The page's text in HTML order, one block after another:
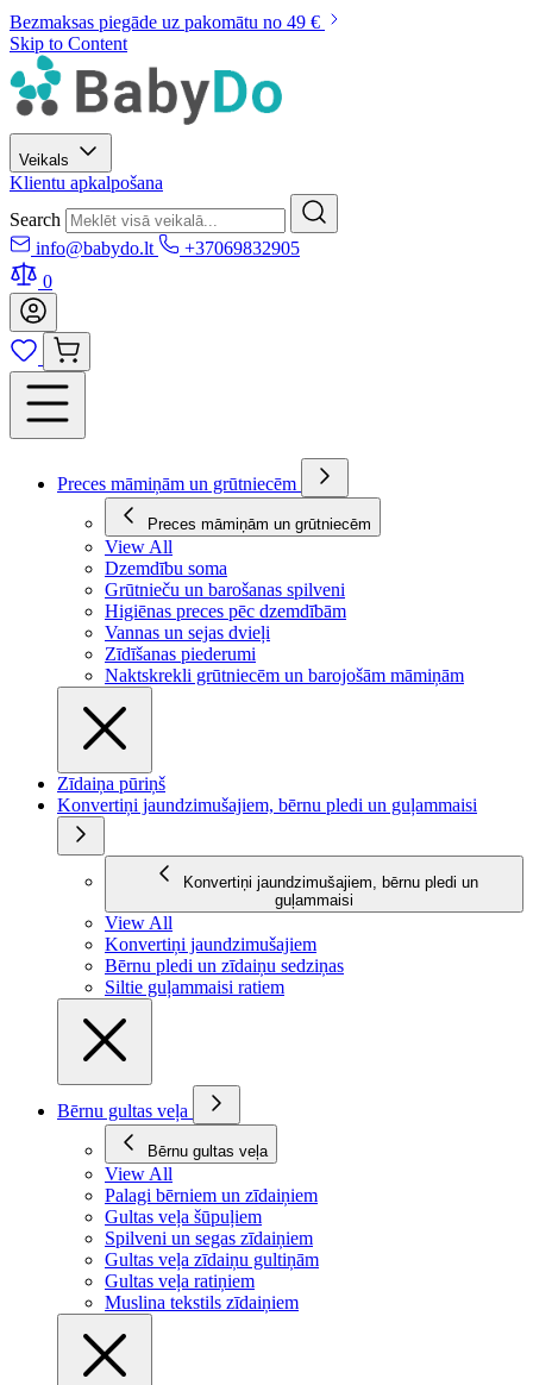
Bezmaksas piegāde uz pakomātu no 49 €
Skip to Content
Veikals
Klientu apkalpošana
Search
info@babydo.lt
+37069832905
0
Preces māmiņām un grūtniecēm
Preces māmiņām un grūtniecēm
View All
Dzemdību soma
Grūtnieču un barošanas spilveni
Higiēnas preces pēc dzemdībām
Vannas un sejas dvieļi
Zīdīšanas piederumi
Naktskrekli grūtniecēm un barojošām māmiņām
Zīdaiņa pūriņš
Konvertiņi jaundzimušajiem, bērnu pledi un guļammaisi
Konvertiņi jaundzimušajiem, bērnu pledi un
guļammaisi
View All
Konvertiņi jaundzimušajiem
Bērnu pledi un zīdaiņu sedziņas
Siltie guļammaisi ratiem
Bērnu gultas veļa
Bērnu gultas veļa
View All
Palagi bērniem un zīdaiņiem
Gultas veļa šūpuļiem
Spilveni un segas zīdaiņiem
Gultas veļa zīdaiņu gultiņām
Gultas veļa ratiņiem
Muslina tekstils zīdaiņiem